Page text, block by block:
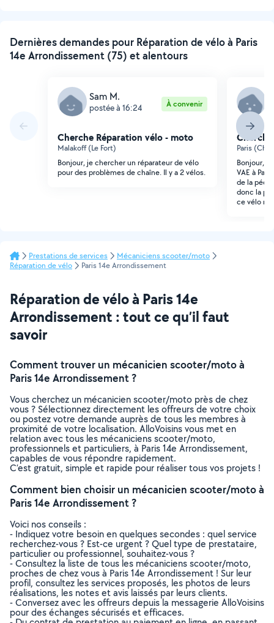
Dernières demandes pour Réparation de vélo à Paris
14e Arrondissement (75) et alentours
Sam M.
postée à 16:24 À convenir
Cherche Réparation vélo - moto
Malakoff (Le Fort)
Bonjour, je chercher un réparateur de vélo
pour des problèmes de chaîne. Il y a 2 vélos.
Paris
Bonjour,
VAE à
de la
donc la
ce vélo
Prestations de services
Mécaniciens scooter/moto
Réparation de vélo
Paris 14e Arrondissement
Réparation de vélo à Paris 14e
Arrondissement : tout ce qu’il faut
savoir
Comment trouver un mécanicien scooter/moto à
Paris 14e Arrondissement ?
Vous cherchez un mécanicien scooter/moto près de chez
vous ? Sélectionnez directement les offreurs de votre choix
ou postez votre demande auprès de tous les membres à
proximité de votre localisation. AlloVoisins vous met en
relation avec tous les mécaniciens scooter/moto,
professionnels et particuliers, à Paris 14e Arrondissement,
capables de vous répondre rapidement.
C’est gratuit, simple et rapide pour réaliser tous vos projets !
Comment bien choisir un mécanicien scooter/moto à
Paris 14e Arrondissement ?
Voici nos conseils :
- Indiquez votre besoin en quelques secondes : quel service
recherchez-vous ? Est-ce urgent ? Quel type de prestataire,
particulier ou professionnel, souhaitez-vous ?
- Consultez la liste de tous les mécaniciens scooter/moto,
proches de chez vous à Paris 14e Arrondissement ! Sur leur
profil, consultez les services proposés, les photos de leurs
réalisations, les notes et avis laissés par leurs clients.
- Conversez avec les offreurs depuis la messagerie AlloVoisins
pour des échanges sécurisés et efficaces.